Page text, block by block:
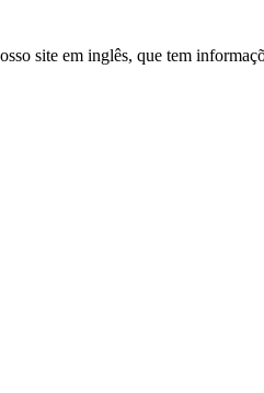
site em inglês, que tem